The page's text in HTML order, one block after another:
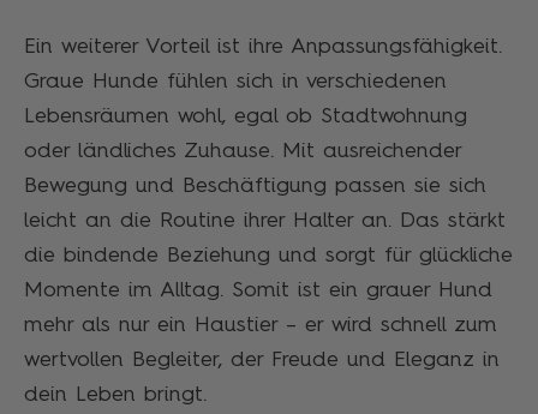
Ein weiterer Vorteil ist ihre Anpassungsfähigkeit.
Graue Hunde fühlen sich in verschiedenen
Lebensräumen wohl, egal ob Stadtwohnung
oder ländliches Zuhause. Mit ausreichender
Bewegung und Beschäftigung passen sie sich
leicht an die Routine ihrer Halter an. Das stärkt
die bindende Beziehung und sorgt für glückliche
Momente im Alltag. Somit ist ein grauer Hund
mehr als nur ein Haustier – er wird schnell zum
wertvollen Begleiter, der Freude und Eleganz in
dein Leben bringt.